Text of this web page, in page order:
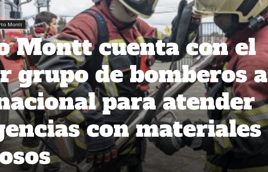
Montt
Montt cuenta con el
grupo de bomberos a
para atender
con materiales